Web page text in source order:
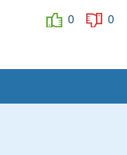
0 0